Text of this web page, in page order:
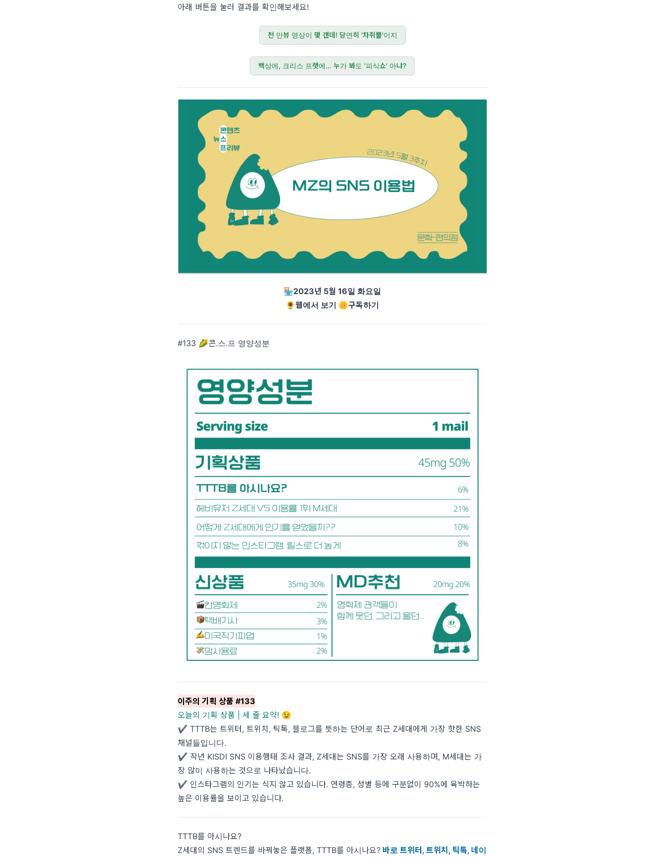
아래 버튼을 눌러 결과를 확인해보세요!
천 만뷰 영상이 몇 갠데! 당연히 '차쥐뿔'이지
백상에, 크리스 프랫에... 누가 봐도 '피식쇼' 아냐?
🏪2023년 5월 16일 화요일
🌻웹에서 보기 🌼구독하기
#133 🌽콘.스.프 영양성분
이주의 기획 상품 #133
오늘의 기획 상품 | 세 줄 요약! 😉
✔️ TTTB는 트위터, 트위치, 틱톡, 블로그를 뜻하는 단어로 최근 Z세대에게 가장 핫한 SNS
채널들입니다.
✔️ 작년 KISDI SNS 이용행태 조사 결과, Z세대는 SNS를 가장 오래 사용하며, M세대는 가
장 많이 사용하는 것으로 나타났습니다.
✔️ 인스타그램의 인기는 식지 않고 있습니다. 연령층, 성별 등에 구분없이 90%에 육박하는
높은 이용률을 보이고 있습니다.
TTTB를 아시나요?
Z세대의 SNS 트렌드를 바꿔놓은 플랫폼, TTTB를 아시나요? 바로 트위터, 트위치, 틱톡, 네이